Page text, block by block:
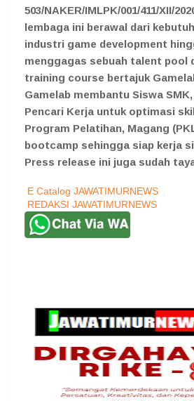
503/NAKER/IMLPK/001/411/XII/
lembaga ini berawal dari
industri game development
menggagas sebuah talent pool
training course bertajuk
Gamelab membantu Siswa
Pencari Kerja untuk optimasi
Program Pelatihan, Magang
bootcamp sehingga siap kerja
Press release ini juga sudah
E Catalog JAWATIMURNEWS
REDAKSI JAWATIMURNEWS